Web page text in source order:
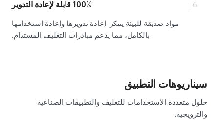
6 100% قابلة لإعادة التدوير
مواد صديقة للبيئة يمكن إعادة تدويرها وإعادة استخدامها
بالكامل، مما يدعم مبادرات التغليف المستدام.
سيناريوهات التطبيق
حلول متعددة الاستخدامات للتغليف والتطبيقات الصناعية
والترويجية.